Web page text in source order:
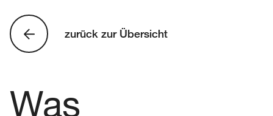
zurück zur Übersicht
Was